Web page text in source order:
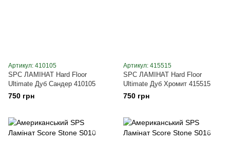
Артикул: 410105
SPC ЛАМІНАТ Hard Floor
Ultimate Дуб Сандер 410105
750 грн
Артикул: 415515
SPC ЛАМІНАТ Hard Floor
Ultimate Дуб Хромит 415515
750 грн